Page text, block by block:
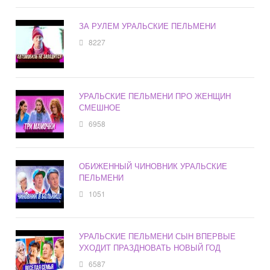
ЗА РУЛЕМ УРАЛЬСКИЕ ПЕЛЬМЕНИ
8227
УРАЛЬСКИЕ ПЕЛЬМЕНИ ПРО ЖЕНЩИН
СМЕШНОЕ
6958
ОБИЖЕННЫЙ ЧИНОВНИК УРАЛЬСКИЕ
ПЕЛЬМЕНИ
1051
УРАЛЬСКИЕ ПЕЛЬМЕНИ СЫН ВПЕРВЫЕ
УХОДИТ ПРАЗДНОВАТЬ НОВЫЙ ГОД
6587